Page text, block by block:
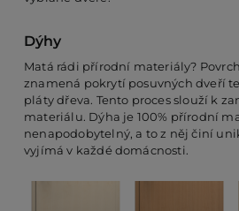
Dýhy
Matá rádi přírodní materiály?
znamená pokrytí posuvných dveří
pláty dřeva. Tento proces slouží k
materiálu. Dýha je 100% přírodní
nenapodobytelný, a to z něj činí
vyjímá v každé domácnosti.